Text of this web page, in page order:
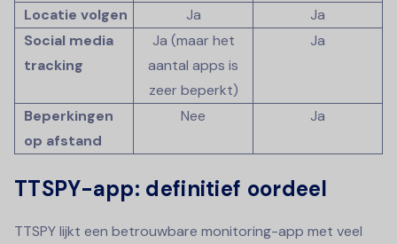
Locatie volgen
Ja
Ja
Social media
tracking
Ja (maar het
aantal apps is
zeer beperkt)
Ja
Beperkingen
op afstand
Nee Ja
TTSPY-app: definitief oordeel
TTSPY lijkt een betrouwbare monitoring-app met veel